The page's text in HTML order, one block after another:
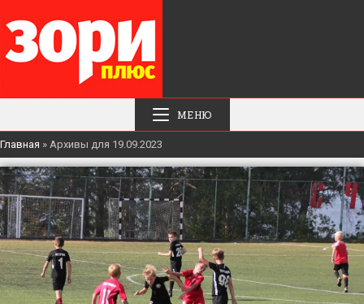
МЕНЮ
Главная » Архивы для 19.09.2023